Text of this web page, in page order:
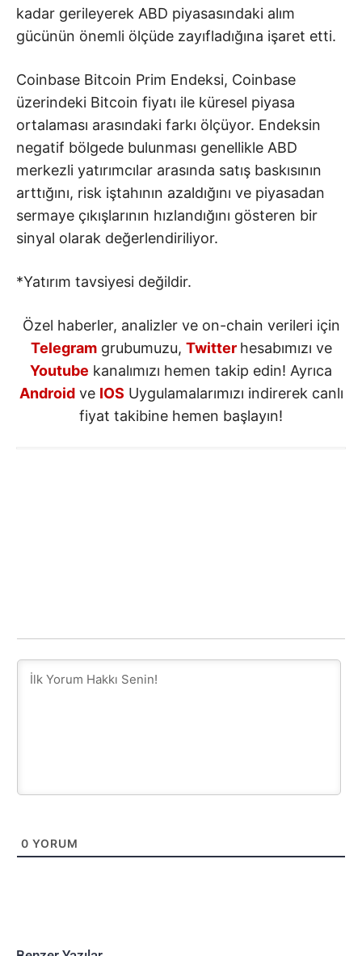
kadar gerileyerek ABD piyasasındaki alım
gücünün önemli ölçüde zayıfladığına işaret etti.
Coinbase Bitcoin Prim Endeksi, Coinbase
üzerindeki Bitcoin fiyatı ile küresel piyasa
ortalaması arasındaki farkı ölçüyor. Endeksin
negatif bölgede bulunması genellikle ABD
merkezli yatırımcılar arasında satış baskısının
arttığını, risk iştahının azaldığını ve piyasadan
sermaye çıkışlarının hızlandığını gösteren bir
sinyal olarak değerlendiriliyor.
*Yatırım tavsiyesi değildir.
Özel haberler, analizler ve on-chain verileri için
Telegramgrubumuzu, Twitter hesabımızı ve
Youtube kanalımızı hemen takip edin! Ayrıca
Androidve IOS Uygulamalarımızı indirerek canlı
fiyat takibine hemen başlayın!
0 YORUM